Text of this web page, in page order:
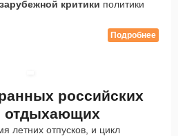
критики политики
Подробнее
российских
отдыхающих
летних отпусков, и цикл